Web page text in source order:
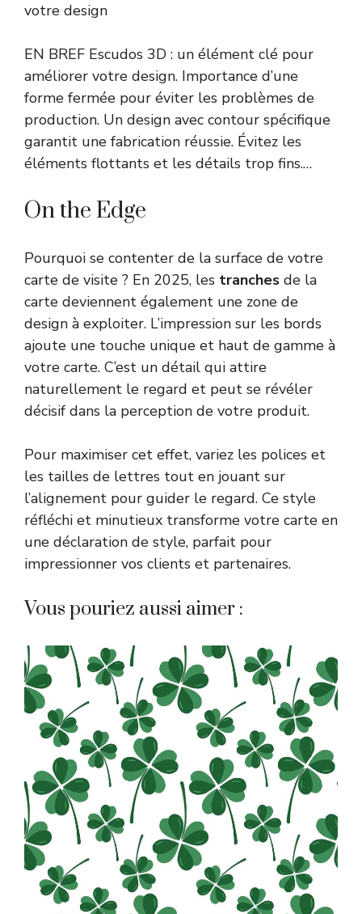
votre design
EN BREF Escudos 3D : un élément clé pour
améliorer votre design. Importance d’une
forme fermée pour éviter les problèmes de
production. Un design avec contour spécifique
garantit une fabrication réussie. Évitez les
éléments flottants et les détails trop fins.…
On the Edge
Pourquoi se contenter de la surface de votre
carte de visite ? En 2025, les tranches de la
carte deviennent également une zone de
design à exploiter. L’impression sur les bords
ajoute une touche unique et haut de gamme à
votre carte. C’est un détail qui attire
naturellement le regard et peut se révéler
décisif dans la perception de votre produit.
Pour maximiser cet effet, variez les polices et
les tailles de lettres tout en jouant sur
l’alignement pour guider le regard. Ce style
réfléchi et minutieux transforme votre carte en
une déclaration de style, parfait pour
impressionner vos clients et partenaires.
Vous pouriez aussi aimer :